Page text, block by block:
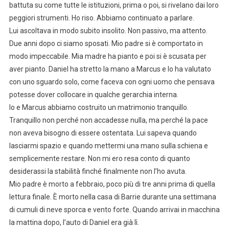
battuta su come tutte le istituzioni, prima o poi, si rivelano dai loro
peggiori strumenti. Ho riso. Abbiamo continuato a parlare.
Lui ascoltava in modo subito insolito. Non passivo, ma attento.
Due anni dopo ci siamo sposati. Mio padre si è comportato in
modo impeccabile. Mia madre ha pianto e poi si è scusata per
aver pianto. Daniel ha stretto la mano a Marcus e lo ha valutato
con uno sguardo solo, come faceva con ogni uomo che pensava
potesse dover collocare in qualche gerarchia interna.
Io e Marcus abbiamo costruito un matrimonio tranquillo.
Tranquillo non perché non accadesse nulla, ma perché la pace
non aveva bisogno di essere ostentata. Lui sapeva quando
lasciarmi spazio e quando mettermi una mano sulla schiena e
semplicemente restare. Non mi ero resa conto di quanto
desiderassi la stabilità finché finalmente non l’ho avuta.
Mio padre è morto a febbraio, poco più di tre anni prima di quella
lettura finale. È morto nella casa di Barrie durante una settimana
di cumuli di neve sporca e vento forte. Quando arrivai in macchina
la mattina dopo, l’auto di Daniel era già lì.